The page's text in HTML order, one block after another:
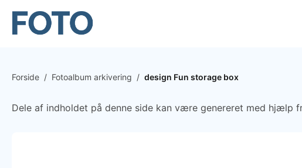
Forside / Fotoalbum arkivering / design Fun storage box
Dele af indholdet på denne side kan være genereret med hjælp